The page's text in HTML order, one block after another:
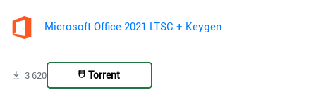
Microsoft Office 2021 LTSC + Keygen
3 620 Torrent